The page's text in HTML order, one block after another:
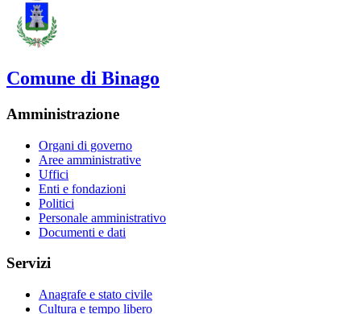
Comune di Binago
Amministrazione
Organi di governo
Aree amministrative
Uffici
Enti e fondazioni
Politici
Personale amministrativo
Documenti e dati
Servizi
Anagrafe e stato civile
Cultura e tempo libero